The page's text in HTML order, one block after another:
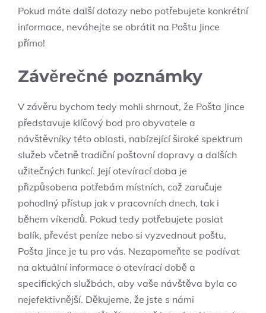
Pokud máte další dotazy nebo potřebujete konkrétní
informace, neváhejte se obrátit na Poštu Jince
přímo!
Závěrečné poznámky
V závěru bychom tedy mohli shrnout, že Pošta Jince
představuje klíčový bod pro obyvatele a
návštěvníky této oblasti, nabízející široké spektrum
služeb včetně tradiční poštovní dopravy a dalších
užitečných funkcí. Její otevírací doba je
přizpůsobena potřebám místních, což zaručuje
pohodlný přístup jak v pracovních dnech, tak i
během víkendů. Pokud tedy potřebujete poslat
balík, převést peníze nebo si vyzvednout poštu,
Pošta Jince je tu pro vás. Nezapomeňte se podívat
na aktuální informace o otevírací době a
specifických službách, aby vaše návštěva byla co
nejefektivnější. Děkujeme, že jste s námi